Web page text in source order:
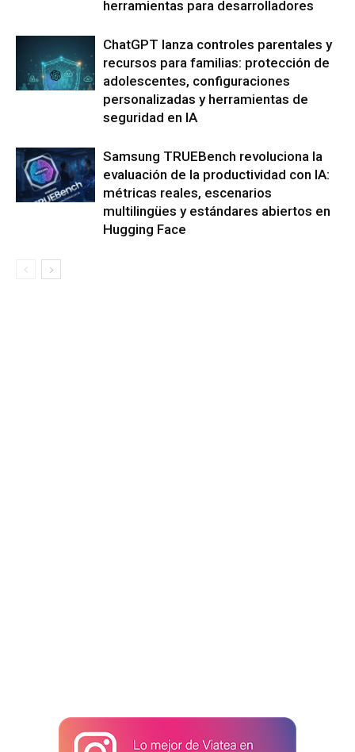
herramientas para desarrolladores
ChatGPT lanza controles parentales y
recursos para familias: protección de
adolescentes, configuraciones
personalizadas y herramientas de
seguridad en IA
Samsung TRUEBench revoluciona la
evaluación de la productividad con IA:
métricas reales, escenarios
multilingües y estándares abiertos en
Hugging Face